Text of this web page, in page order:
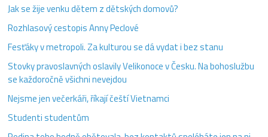
Jak se žije venku dětem z dětských domovů?
Rozhlasový cestopis Anny Peclové
Fesťáky v metropoli. Za kulturou se dá vydat i bez stanu
Stovky pravoslavných oslavily Velikonoce v Česku. Na bohoslužbu
se každoročně všichni nevejdou
Nejsme jen večerkáři, říkají čeští Vietnamci
Studenti studentům